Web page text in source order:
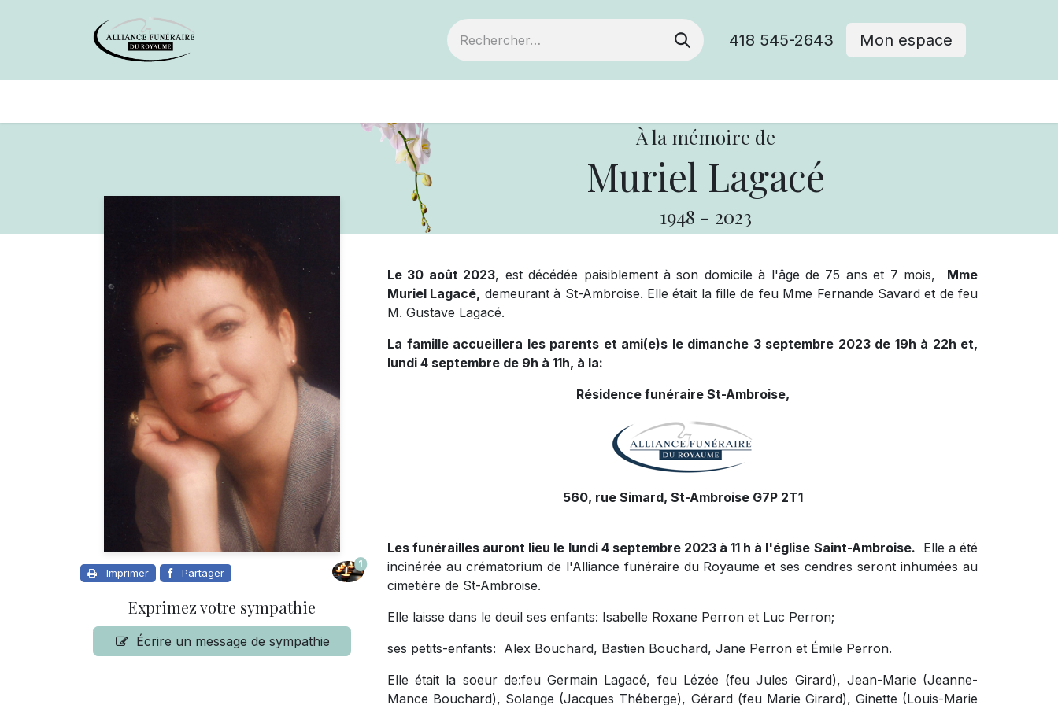
418 545-2643 Mon espace
À la mémoire de
Muriel Lagacé
1948 - 2023
Imprimer Partager
1
Exprimez votre sympathie
Écrire un message de sympathie
Le 30 août 2023, est décédée paisiblement à son domicile à l'âge de 75 ans et 7 mois, Mme
Muriel Lagacé, demeurant à St-Ambroise. Elle était la fille de feu Mme Fernande Savard et de feu
M. Gustave Lagacé.
La famille accueillera les parents et ami(e)s le dimanche 3 septembre 2023 de 19h à 22h et,
lundi 4 septembre de 9h à 11h, à la:
Résidence funéraire St-Ambroise,
560, rue Simard, St-Ambroise G7P 2T1
Les funérailles auront lieu le lundi 4 septembre 2023 à 11 h à l'église Saint-Ambroise. Elle a été
incinérée au crématorium de l'Alliance funéraire du Royaume et ses cendres seront inhumées au
cimetière de St-Ambroise.
Elle laisse dans le deuil ses enfants: Isabelle Roxane Perron et Luc Perron;
ses petits-enfants: Alex Bouchard, Bastien Bouchard, Jane Perron et Émile Perron.
Elle était la soeur de:feu Germain Lagacé, feu Lézée (feu Jules Girard), Jean-Marie (Jeanne-
Mance Bouchard), Solange (Jacques Théberge), Gérard (feu Marie Girard), Ginette (Louis-Marie